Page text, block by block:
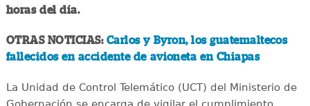
horas del día.
OTRAS NOTICIAS: Carlos y Byron, los guatemaltecos
fallecidos en accidente de avioneta en Chiapas
La Unidad de Control Telemático (UCT) del Ministerio de